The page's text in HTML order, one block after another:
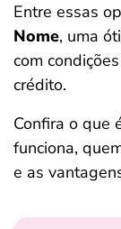
Entre essas
Nome, uma
com
crédito.
Confira o que
funciona,
e as